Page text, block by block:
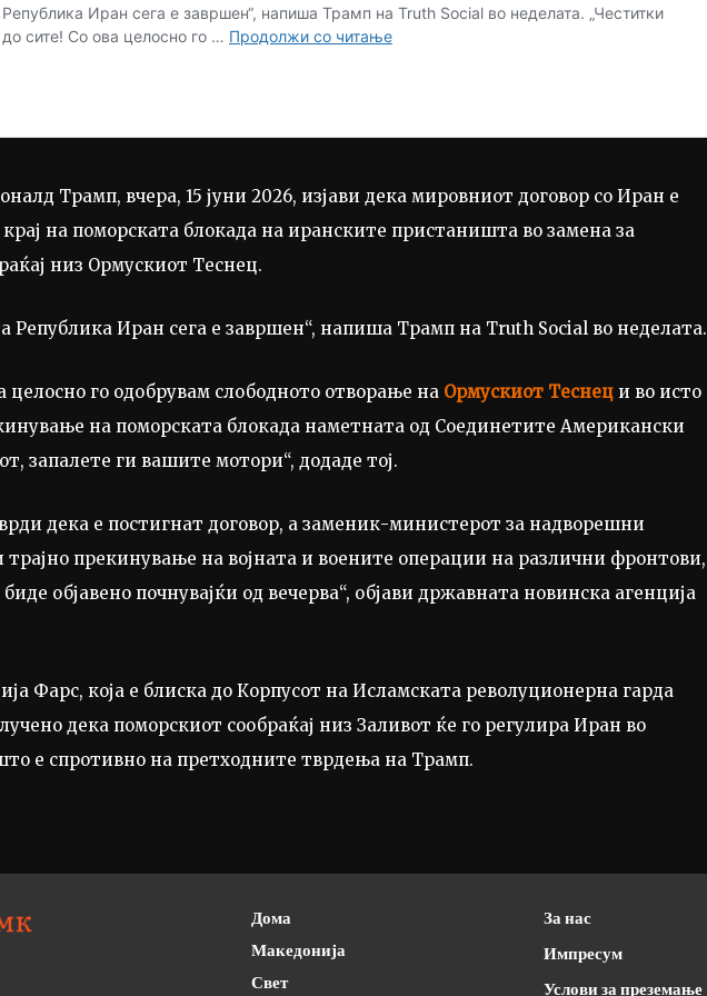
Трамп, вчера, 15 јуни 2026, изјави дека мировниот договор со Иран е
на поморската блокада на иранските пристаништа во замена за
низ Ормускиот Теснец.
Република Иран сега е завршен“, напиша Трамп на Truth Social во неделата.
целосно го одобрувам слободното отворање на Ормускиот Теснец и во исто
на поморската блокада наметната од Соединетите Американски
запалете ги вашите мотори“, додаде тој.
дека е постигнат договор, а заменик-министерот за надворешни
трајно прекинување на војната и воените операции на различни фронтови,
објавено почнувајќи од вечерва“, објави државната новинска агенција
Фарс, која е блиска до Корпусот на Исламската револуционерна гарда
дека поморскиот сообраќај низ Заливот ќе го регулира Иран во
е спротивно на претходните тврдења на Трамп.
Дома
Македонија
Свет
За нас
Импресум
Услови за преземање